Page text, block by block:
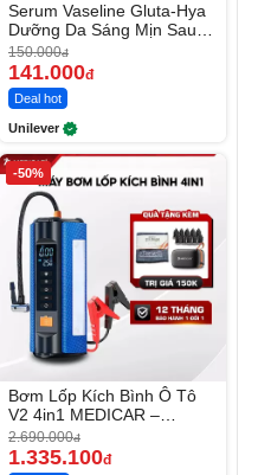
Serum Vaseline Gluta-Hya
Dưỡng Da Sáng Mịn Sau 7
Ngày
150.000đ
141.000đ
Deal hot
Unilever
-50%
Bơm Lốp Kích Bình Ô Tô
V2 4in1 MEDICAR –
12.000mAh
2.690.000đ
1.335.100đ